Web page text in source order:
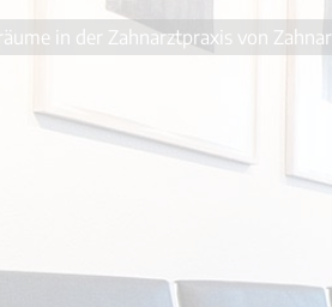
in der Zahnarztpraxis von